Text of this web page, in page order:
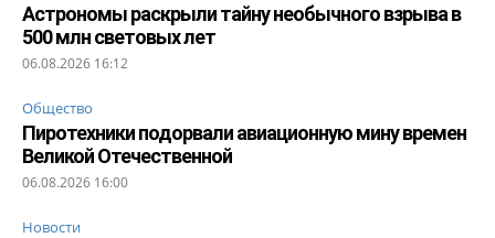
Астрономы раскрыли тайну необычного взрыва в
500 млн световых лет
06.08.2026 16:12
Общество
Пиротехники подорвали авиационную мину времен
Великой Отечественной
06.08.2026 16:00
Новости